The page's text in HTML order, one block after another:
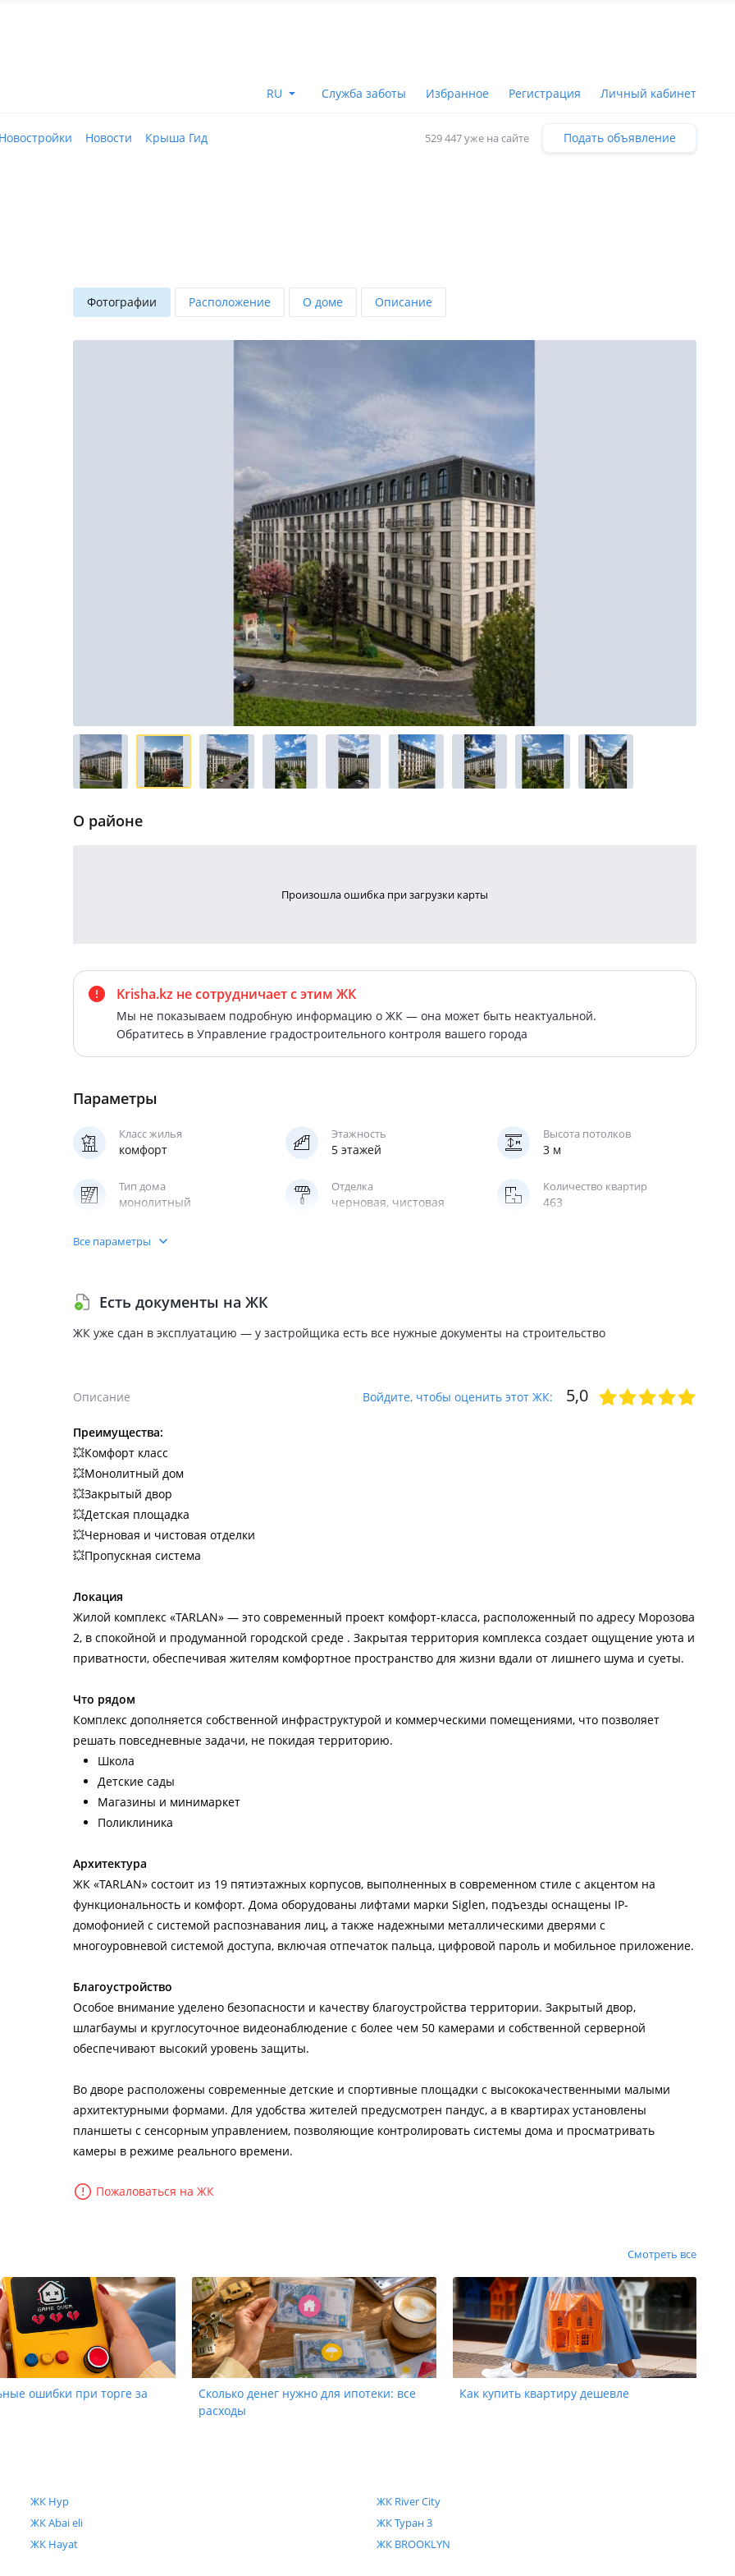
RU Служба заботы Избранное Регистрация Личный кабинет
Новостройки Новости Крыша Гид 529 447 уже на сайте Подать объявление
Фотографии Расположение О доме Описание
О районе
Произошла ошибка при загрузки карты
Krisha.kz не сотрудничаетс этим ЖК
Мы не показываем подробную информацию о ЖК — она может быть неактуальной.
Обратитесь в Управление градостроительного контроля вашего города
Параметры
Класс жилья
комфорт
Этажность
5 этажей
Высота потолков
3 м
Тип дома
монолитный
Отделка
черновая, чистовая
Количество квартир
463
Квартир в продаже
Отопление
Все параметры
Есть документы на ЖК
ЖК уже сдан в эксплуатацию — у застройщика есть все нужные документы на строительство
Описание Войдите, чтобы оценить этот ЖК: 5,0
Преимущества:
💥Комфорт класс
💥Монолитный дом
💥Закрытый двор
💥Детская площадка
💥Черновая и чистовая отделки
💥Пропускная система
Локация
Жилой комплекс «TARLAN» — это современный проект комфорт-класса, расположенный по адресу Морозова
2, в спокойной и продуманной городской среде . Закрытая территория комплекса создает ощущение уюта и
приватности, обеспечивая жителям комфортное пространство для жизни вдали от лишнего шума и суеты.
Что рядом
Комплекс дополняется собственной инфраструктурой и коммерческими помещениями, что позволяет
решать повседневные задачи, не покидая территорию.
Школа
Детские сады
Магазины и минимаркет
Поликлиника
Архитектура
ЖК «TARLAN» состоит из 19 пятиэтажных корпусов, выполненных в современном стиле с акцентом на
функциональность и комфорт. Дома оборудованы лифтами марки Siglen, подъезды оснащены IP-
домофонией с системой распознавания лиц, а также надежными металлическими дверями с
многоуровневой системой доступа, включая отпечаток пальца, цифровой пароль и мобильное приложение.
Благоустройство
Особое внимание уделено безопасности и качеству благоустройства территории. Закрытый двор,
шлагбаумы и круглосуточное видеонаблюдение с более чем 50 камерами и собственной серверной
обеспечивают высокий уровень защиты.
Во дворе расположены современные детские и спортивные площадки с высококачественными малыми
архитектурными формами. Для удобства жителей предусмотрен пандус, а в квартирах установлены
планшеты с сенсорным управлением, позволяющие контролировать системы дома и просматривать
камеры в режиме реального времени.
Пожаловаться на ЖК
Смотреть все
ошибки при торге за
Сколько денег нужно для ипотеки: все
расходы
Как купить квартиру дешевле
ЖК Нур
ЖК Abai eli
ЖК Hayat
ЖК River City
ЖК Туран 3
ЖК BROOKLYN